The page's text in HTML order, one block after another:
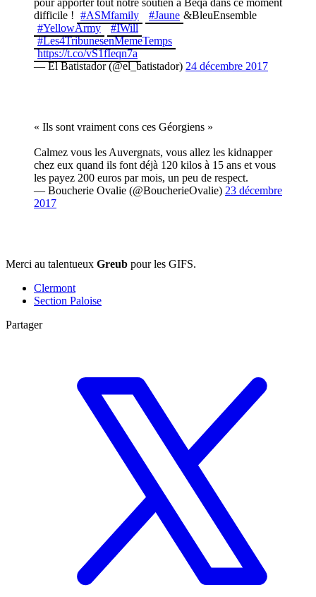
difficile ! #ASMfamily #Jaune &BleuEnsemble
#YellowArmy
#IWill
#Les4TribunesenMemeTemps
https://t.co/vS1fIeqn7a
— El Batistador (@el_batistador) 24 décembre 2017
« Ils sont vraiment cons ces Géorgiens »
Calmez vous les Auvergnats, vous allez les kidnapper
chez eux quand ils font déjà 120 kilos à 15 ans et vous
les payez 200 euros par mois, un peu de respect.
— Boucherie Ovalie (@BoucherieOvalie) 23 décembre
2017
Merci au talentueux Greub pour les GIFS.
Clermont
Section Paloise
Partager